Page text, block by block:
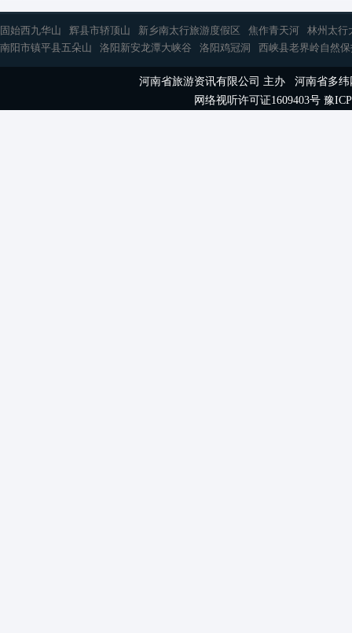
固始西九华山 辉县市轿顶山 新乡南太行旅游度假区 焦作青天河
林州太行
南阳市镇平县五朵山
洛阳新安龙潭大峡谷 洛阳鸡冠洞 西峡县老界岭自然
河南省旅游资讯有限公司 主办 河南省多
网络视听许可证1609403号 豫